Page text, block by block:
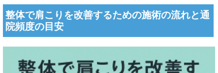
整体で肩こりを改善するための施術の流れと通
院頻度の目安